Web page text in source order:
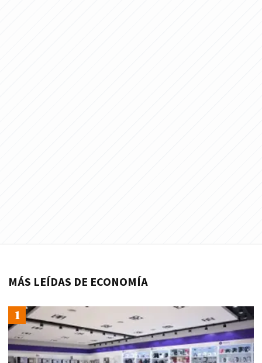
MÁS LEÍDAS DE ECONOMÍA